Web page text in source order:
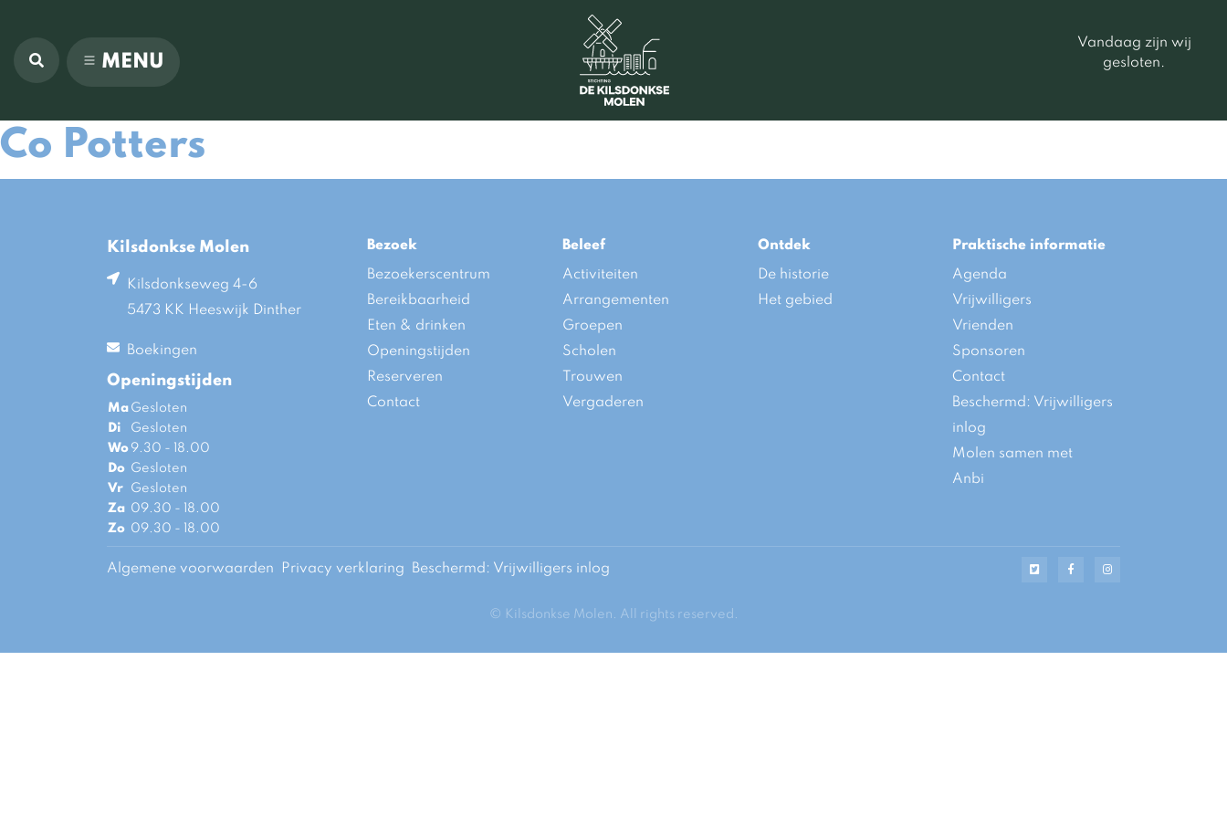
MENU
Vandaag zijn wij
gesloten.
Co Potters
Kilsdonkse Molen
Kilsdonkseweg 4-6
5473 KK Heeswijk Dinther
Boekingen
Openingstijden
Ma Gesloten
Di
Gesloten
Wo 9.30 - 18.00
Do Gesloten
Vr
Gesloten
Za 09.30 - 18.00
Zo 09.30 - 18.00
Bezoek
Bezoekerscentrum
Bereikbaarheid
Eten & drinken
Openingstijden
Reserveren
Contact
Beleef
Activiteiten
Arrangementen
Groepen
Scholen
Trouwen
Vergaderen
Ontdek
De historie
Het gebied
Praktische informatie
Agenda
Vrijwilligers
Vrienden
Sponsoren
Contact
Beschermd: Vrijwilligers
inlog
Molen samen met
Anbi
Algemene voorwaarden Privacy verklaring Beschermd: Vrijwilligers inlog
© Kilsdonkse Molen. All rights reserved.